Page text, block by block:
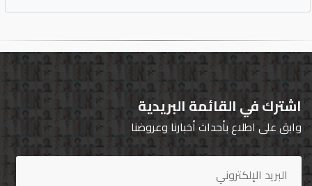
اشترك في القائمة البريدية
وابق على اطلاع بأحداث أخبارنا وعروضنا